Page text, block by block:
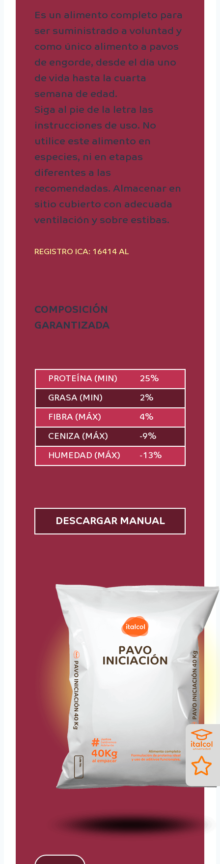
Es un alimento completo para
ser suministrado a voluntad y
como único alimento a pavos
de engorde, desde el día uno
de vida hasta la cuarta
semana de edad.
Siga al pie de la letra las
instrucciones de uso. No
utilice este alimento en
especies, ni en etapas
diferentes a las
recomendadas. Almacenar en
sitio cubierto con adecuada
ventilación y sobre estibas.
REGISTRO ICA: 16414 AL
COMPOSICIÓN
GARANTIZADA
PROTEÍNA (MIN) 25%
GRASA (MIN) 2%
FIBRA (MÁX) 4%
CENIZA (MÁX) -9%
HUMEDAD (MÁX) -13%
DESCARGAR MANUAL